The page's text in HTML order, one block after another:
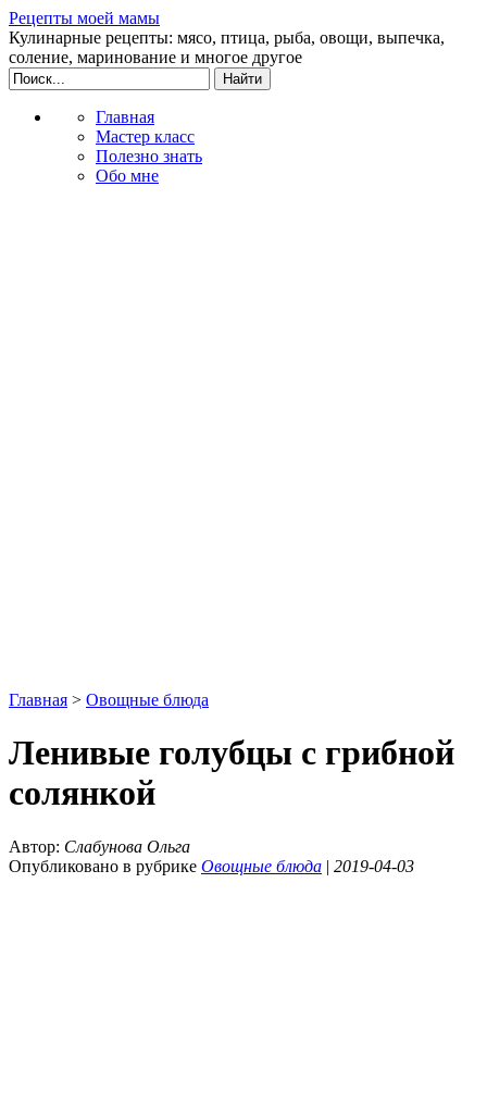
Рецепты моей мамы
Кулинарные рецепты: мясо, птица, рыба, овощи, выпечка,
соление, маринование и многое другое
Главная
Мастер класс
Полезно знать
Обо мне
Главная > Овощные блюда
Ленивые голубцы с грибной
солянкой
Автор: Слабунова Ольга
Опубликовано в рубрике Овощные блюда | 2019-04-03